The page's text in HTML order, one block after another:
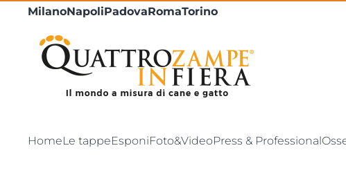
MilanoNapoliPadovaRomaTorino
HomeLe tappeEsponiFoto&VideoPress & Professional